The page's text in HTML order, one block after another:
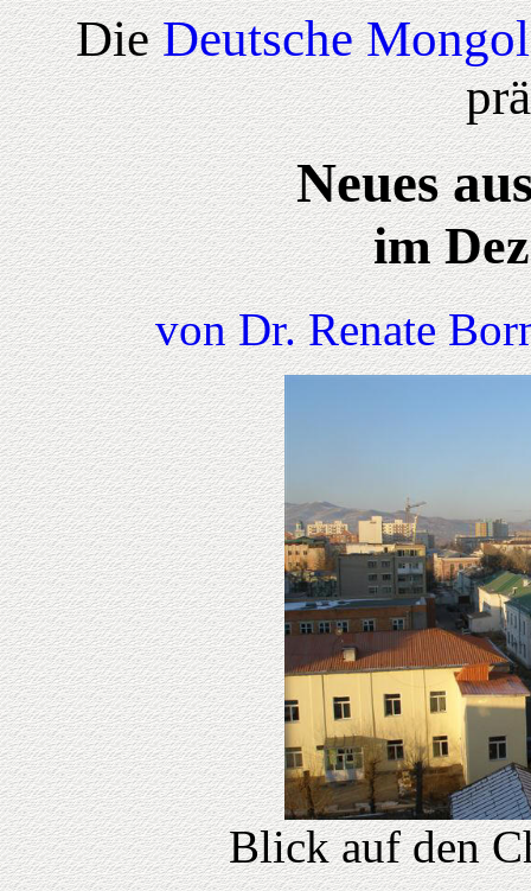
DieDeutsche
Neues
im
von Dr. Renate
Blick auf den